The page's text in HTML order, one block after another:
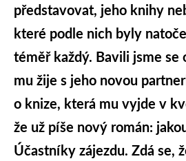
představovat, jeho knihy
které podle nich byly
téměř každý. Bavili jsme se
mu žije s jeho novou
o knize, která mu vyjde v
že už píše nový román:
Účastníky zájezdu. Zdá se,